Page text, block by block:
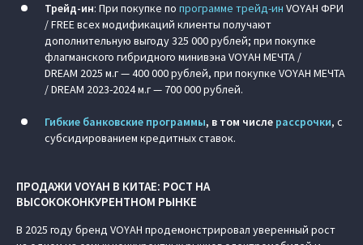
Трейд-ин: При покупке по программе трейд-ин VOYAH ФРИ
/ FREE всех модификаций клиенты получают
дополнительную выгоду 325 000 рублей; при покупке
флагманского гибридного минивэна VOYAH МЕЧТА /
DREAM 2025 м.г — 400 000 рублей, при покупке VOYAH МЕЧТА
/ DREAM 2023-2024 м.г — 700 000 рублей.
Гибкие банковские программы, в том числе рассрочки, с
субсидированием кредитных ставок.
ПРОДАЖИ VOYAH В КИТАЕ: РОСТ НА
ВЫСОКОКОНКУРЕНТНОМ РЫНКЕ
В 2025 году бренд VOYAH продемонстрировал уверенный рост